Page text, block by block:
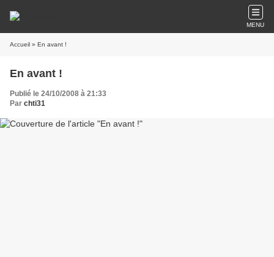
MENU
Accueil » En avant !
En avant !
Publié le 24/10/2008 à 21:33
Par chti31